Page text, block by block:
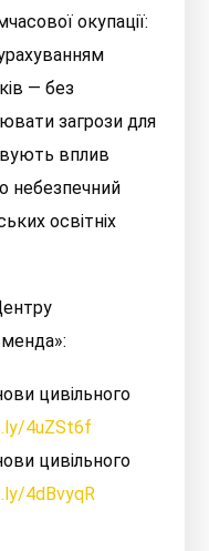
окупації:
— без
загрози для
вплив
небезпечний
освітніх
цивільного
4uZSt6f
цивільного
4dBvyqR